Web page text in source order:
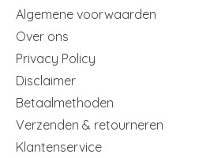
Algemene voorwaarden
Over ons
Privacy Policy
Disclaimer
Betaalmethoden
Verzenden & retourneren
Klantenservice